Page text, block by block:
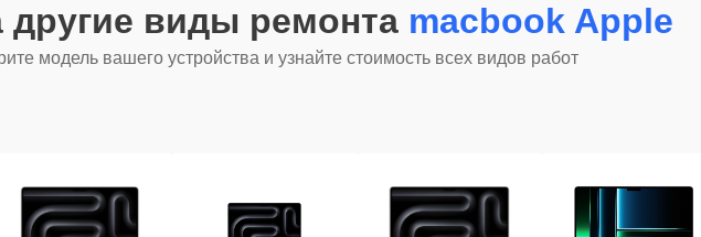
виды ремонта macbook Apple
модель вашего устройства и узнайте стоимость всех видов работ